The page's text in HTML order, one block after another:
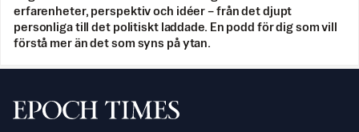
erfarenheter, perspektiv och idéer – från det djupt
personliga till det politiskt laddade. En podd för dig som vill
förstå mer än det som syns på ytan.
Svenska Epoch Times